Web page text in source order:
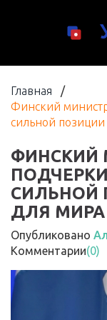
Главная /
Финский
сильной
ФИНСКИЙ
СИЛЬНОЙ
ДЛЯ МИРА
Опубликовано
Комментарии(0)